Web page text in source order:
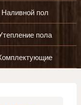
Наливной пол
пола